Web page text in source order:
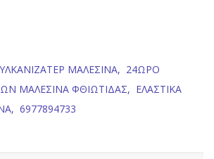
ΜΑΛΕΣΙΝΑ, 24ΩΡΟ
ΜΑΛΕΣΙΝΑ ΦΘΙΩΤΙΔΑΣ, ΕΛΑΣΤΙΚΑ
6977894733